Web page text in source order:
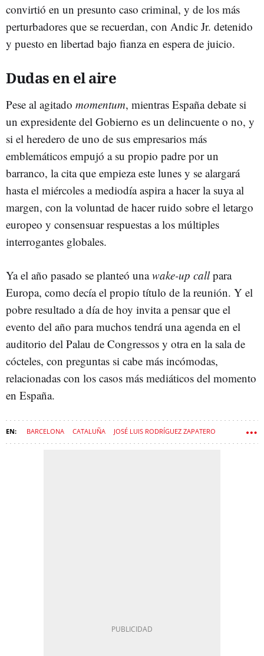
convirtió en un presunto caso criminal, y de los más
perturbadores que se recuerdan, con Andic Jr. detenido
y puesto en libertad bajo fianza en espera de juicio.
Dudas en el aire
Pese al agitado momentum, mientras España debate si
un expresidente del Gobierno es un delincuente o no, y
si el heredero de uno de sus empresarios más
emblemáticos empujó a su propio padre por un
barranco, la cita que empieza este lunes y se alargará
hasta el miércoles a mediodía aspira a hacer la suya al
margen, con la voluntad de hacer ruido sobre el letargo
europeo y consensuar respuestas a los múltiples
interrogantes globales.
Ya el año pasado se planteó unawake-up callpara
Europa, como decía el propio título de la reunión. Y el
pobre resultado a día de hoy invita a pensar que el
evento del año para muchos tendrá una agenda en el
auditorio del Palau de Congressos y otra en la sala de
cócteles, con preguntas si cabe más incómodas,
relacionadas con los casos más mediáticos del momento
en España.
BARCELONA CATALUÑA JOSÉ LUIS RODRÍGUEZ ZAPATERO